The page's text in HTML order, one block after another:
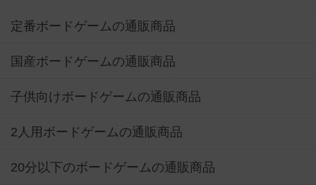
定番ボードゲームの通販商品
国産ボードゲームの通販商品
子供向けボードゲームの通販商品
2人用ボードゲームの通販商品
20分以下のボードゲームの通販商品